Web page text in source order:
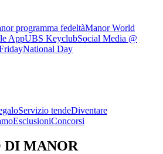
programma fedeltàManor World
AppUBS KeyclubSocial Media @
National Day
Servizio tendeDiventare
EsclusioniConcorsi
DI MANOR